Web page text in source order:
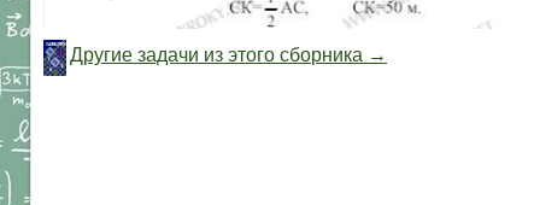
Другие задачи из этого сборника →